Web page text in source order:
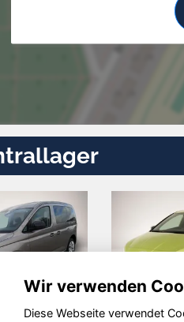
Wir verwenden
Diese Webseite verwendet